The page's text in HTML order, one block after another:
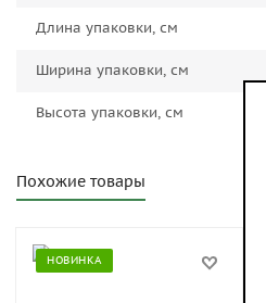
Длина упаковки, см
Ширина упаковки, см
Высота упаковки, см
Похожие товары
НОВИНКА